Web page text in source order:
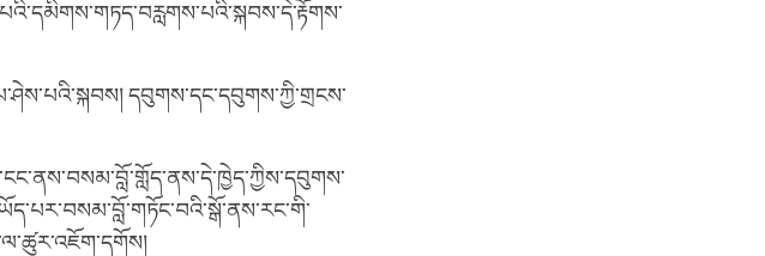
དབུགས་དང་དབུགས་ཀྱི་གྲངས་